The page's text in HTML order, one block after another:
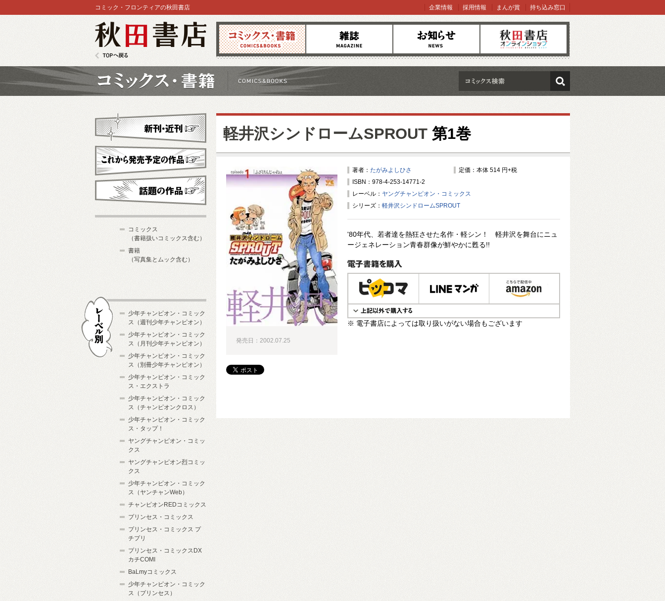
コミックス 雑誌 お知らせ オンラインショップ
コミック・フロンティアの秋田書店 企業情報 採用情報 まんが賞 持ち込み窓口
検索
軽井沢シンドロームSPROUT 第1巻
著者： たがみよしひさ
定価：本体 514 円+税
ISBN：978-4-253-14771-2
レーベル： ヤングチャンピオン・コミックス
シリーズ： 軽井沢シンドロームSPROUT
'80年代、若者達を熱狂させた名作・軽シン！ 軽井沢を舞台にニュ
ージェネレーション青春群像が鮮やかに甦る!!
電子書籍で購入
※ 電子書店によっては取り扱いがない場合もございます
発売日：2002.07.25
新刊・近刊
これから発売予定
コミックス
（書籍扱いコミックス含む）
書籍
（写真集とムック含む）
少年チャンピオン・コミック
ス（週刊少年チャンピオン）
少年チャンピオン・コミック
ス（月刊少年チャンピオン）
少年チャンピオン・コミック
ス（別冊少年チャンピオン）
少年チャンピオン・コミック
ス・エクストラ
少年チャンピオン・コミック
ス（チャンピオンクロス）
少年チャンピオン・コミック
ス・タップ！
ヤングチャンピオン・コミッ
クス
ヤングチャンピオン烈コミッ
クス
少年チャンピオン・コミック
ス（ヤンチャンWeb）
チャンピオンREDコミックス
プリンセス・コミックス
プリンセス・コミックス プ
チプリ
プリンセス・コミックスDX
カチCOMI
BaLmyコミックス
少年チャンピオン・コミック
ス（プリンセス）